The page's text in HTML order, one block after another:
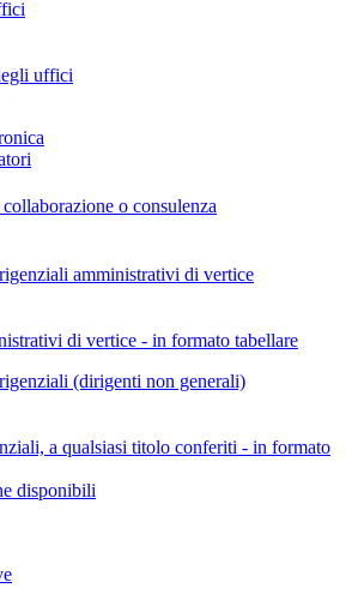
uffici
o consulenza
amministrativi di vertice
di vertice - in formato tabellare
(dirigenti non generali)
a qualsiasi titolo conferiti - in formato
disponibili